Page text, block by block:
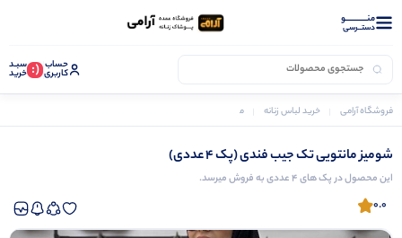
منــــــــــــو
دستــرسی
حساب
کاربری (: سبـد
خرید
فروشگاه آرامی خرید لباس زنانه مانتو زنانه
شومیز مانتویی تک جیب فندی (پک 4 عددی)
این محصول در پک های 4 عددی به فروش میرسد.
0.0